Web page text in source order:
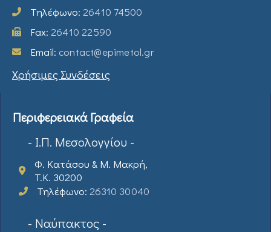
Τηλέφωνο: 26410 74500
Fax: 26410 22590
Email: contact@epimetol.gr
Χρήσιμες Συνδέσεις
Περιφερειακά Γραφεία
- Ι.Π. Μεσολογγίου -
Φ. Κατάσου & Μ. Μακρή,
T.K. 30200
Τηλέφωνο: 26310 30040
- Ναύπακτος -